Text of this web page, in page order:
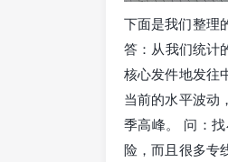
下面是我们整理
答：从我们统计
核心发件地发往
当前的水平波动
季高峰。 问：
险，而且很多专